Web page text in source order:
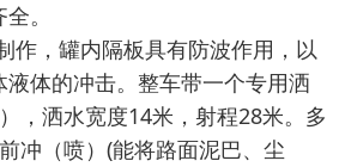
。
作，罐内隔板具有防波作用，以
体的冲击。整车带一个专用洒
，洒水宽度14米，射程28米。多
冲（喷）(能将路面泥巴、尘